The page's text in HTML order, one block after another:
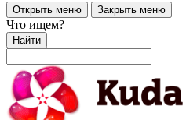
Открыть меню Закрыть меню
Что ищем?
Найти